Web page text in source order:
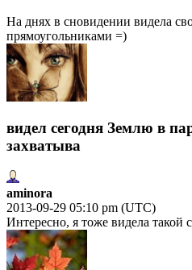
На днях в сновидении видела
прямоугольниками =)
видел сегодня Землю в
захватыва
aminora
2013-09-29 05:10 pm (UTC)
Интересно, я тоже видела такой